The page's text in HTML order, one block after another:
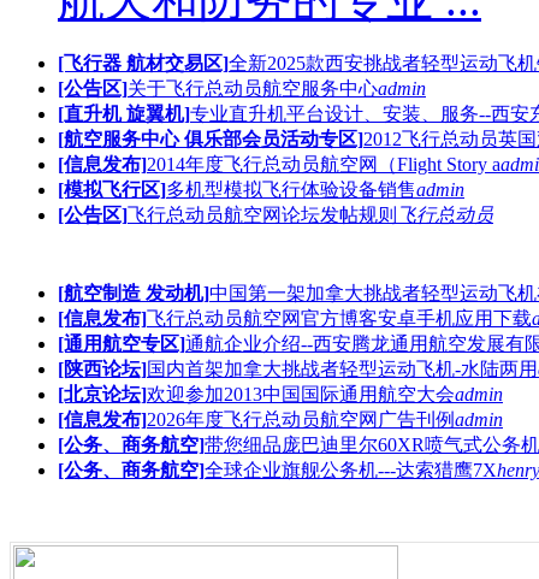
[飞行器 航材交易区]全新2025款西安挑战者轻型运动飞
[公告区]关于飞行总动员航空服务中心admin
[直升机 旋翼机]专业直升机平台设计、安装、服务--西安
[航空服务中心 俱乐部会员活动专区]2012飞行总动员英
[信息发布]2014年度飞行总动员航空网（Flight Story a
[模拟飞行区]多机型模拟飞行体验设备销售admin
[公告区]飞行总动员航空网论坛发帖规则 飞行总动员
[航空制造 发动机]中国第一架加拿大挑战者轻型运动飞
[信息发布]飞行总动员航空网官方博客安卓手机应用下载
[通用航空专区]通航企业介绍--西安腾龙通用航空发展有
[陕西论坛]国内首架加拿大挑战者轻型运动飞机-水陆两用
[北京论坛]欢迎参加2013中国国际通用航空大会admin
[信息发布]2026年度飞行总动员航空网广告刊例admin
[公务、商务航空]带您细品庞巴迪里尔60XR喷气式公务机
[公务、商务航空]全球企业旗舰公务机---达索猎鹰7X